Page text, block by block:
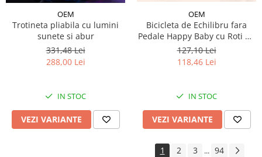
OEM
Trotineta pliabila cu lumini
sunete si abur
331,48 Lei
288,00 Lei
IN STOC
VEZI VARIANTE
OEM
Bicicleta de Echilibru fara
Pedale Happy Baby cu Roti de
Cauciuc
127,10 Lei
118,46 Lei
IN STOC
VEZI VARIANTE
1 2 3 ... 94